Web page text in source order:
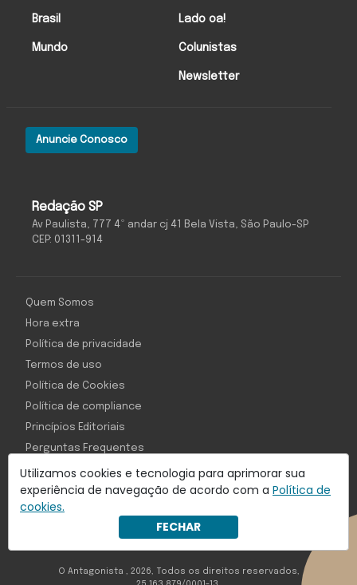
Utilizamos cookies e tecnologia para aprimorar sua
experiência de navegação de acordo com a Política de
cookies.
FECHAR
Redação SP
Av Paulista, 777 4º andar cj 41 Bela Vista, São Paulo-SP
CEP: 01311-914
Anuncie Conosco
Brasil
Mundo
Lado oa!
Colunistas
Newsletter
Com inteligência e tecnologia:
Object1ve - Marketing Solution
Quem Somos
Hora extra
Política de privacidade
Termos de uso
Política de Cookies
Política de compliance
Princípios Editoriais
Perguntas Frequentes
O Antagonista , 2026, Todos os direitos reservados,